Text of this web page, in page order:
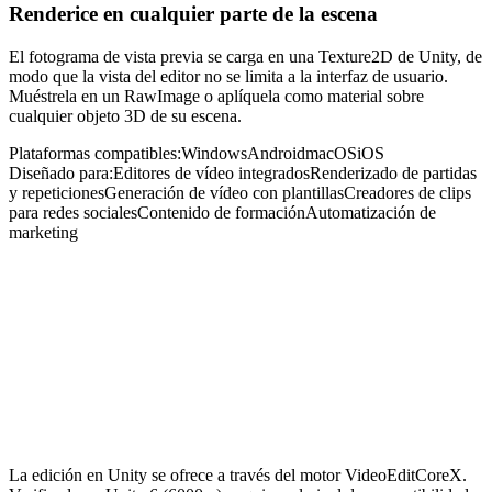
Renderice en cualquier parte de la escena
El fotograma de vista previa se carga en una Texture2D de Unity, de
modo que la vista del editor no se limita a la interfaz de usuario.
Muéstrela en un RawImage o aplíquela como material sobre
cualquier objeto 3D de su escena.
Plataformas compatibles:WindowsAndroidmacOSiOS
Diseñado para:Editores de vídeo integradosRenderizado de partidas
y repeticionesGeneración de vídeo con plantillasCreadores de clips
para redes socialesContenido de formaciónAutomatización de
marketing
// VideoEditCoreX builds on GStreamer Editing Services.
La edición en Unity se ofrece a través del motor VideoEditCoreX.